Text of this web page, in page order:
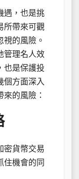
遇，也是挑
所帶來可觀
視的風險。
管理名人效
也是保護投
個方面深入
的風險：
密貨幣交易
住機會的同